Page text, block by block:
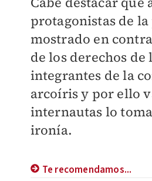
protagonistas de la
mostrado en
de los derechos de
integrantes de la
arcoíris y por ello
internautas lo
ironía.
Te recomendamos...